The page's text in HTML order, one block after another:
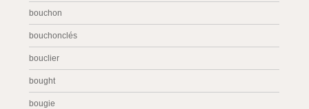
bouchon
bouchonclés
bouclier
bought
bougie